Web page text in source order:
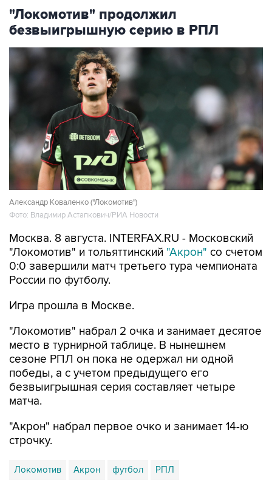
"Локомотив" продолжил
безвыигрышную серию в РПЛ
Александр Коваленко ("Локомотив")
Фото: Владимир Астапкович/РИА Новости
Москва. 8 августа. INTERFAX.RU - Московский
"Локомотив" и тольяттинский "Акрон" со счетом
0:0 завершили матч третьего тура чемпионата
России по футболу.
Игра прошла в Москве.
"Локомотив" набрал 2 очка и занимает десятое
место в турнирной таблице. В нынешнем
сезоне РПЛ он пока не одержал ни одной
победы, а с учетом предыдущего его
безвыигрышная серия составляет четыре
матча.
"Акрон" набрал первое очко и занимает 14-ю
строчку.
Локомотив Акрон футбол РПЛ